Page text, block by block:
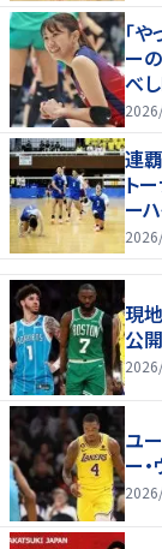
「
ー
べ
連
ト
ー
現
公
ユ
ー